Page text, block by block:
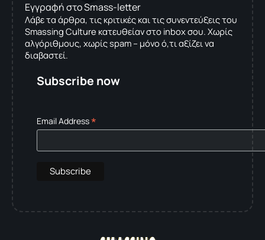
Εγγραφή στο Smass-letter
Λάβε τα άρθρα, τις κριτικές και τις συνεντεύξεις του
Smassing Culture κατευθείαν στο inbox σου. Χωρίς
αλγόριθμους, χωρίς spam – μόνο ό,τι αξίζει να
διαβαστεί.
Subscribe now
Email Address*